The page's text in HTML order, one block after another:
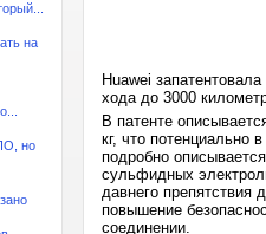
на
но
Huawei
хода до 3000
В патенте
кг, что потенциально
подробно
сульфидных
давнего препятствия
повышение
соединении.